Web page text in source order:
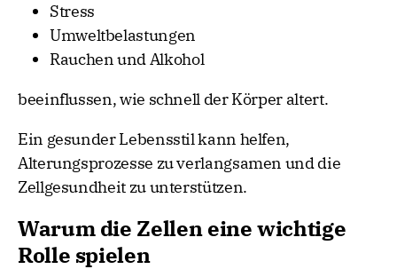
Stress
Umweltbelastungen
Rauchen und Alkohol
beeinflussen, wie schnell der Körper altert.
Ein gesunder Lebensstil kann helfen,
Alterungsprozesse zu verlangsamen und die
Zellgesundheit zu unterstützen.
Warum die Zellen eine wichtige
Rolle spielen